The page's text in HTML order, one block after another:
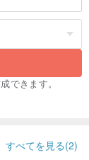
できます。
すべてを見る(2)